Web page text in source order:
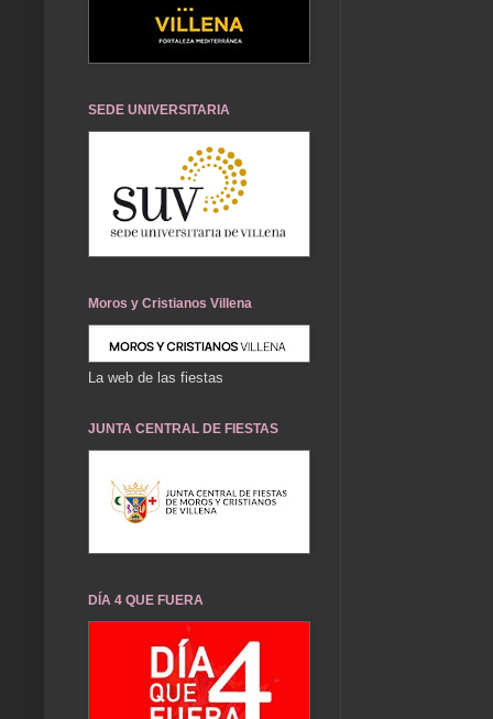
SEDE UNIVERSITARIA
Moros y Cristianos Villena
La web de las fiestas
JUNTA CENTRAL DE FIESTAS
DÍA 4 QUE FUERA